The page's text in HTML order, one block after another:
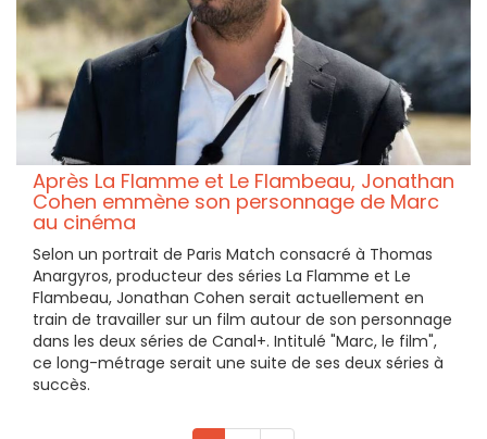
Après La Flamme et Le Flambeau, Jonathan
Cohen emmène son personnage de Marc
au cinéma
Selon un portrait de Paris Match consacré à Thomas
Anargyros, producteur des séries La Flamme et Le
Flambeau, Jonathan Cohen serait actuellement en
train de travailler sur un film autour de son personnage
dans les deux séries de Canal+. Intitulé "Marc, le film",
ce long-métrage serait une suite de ses deux séries à
succès.